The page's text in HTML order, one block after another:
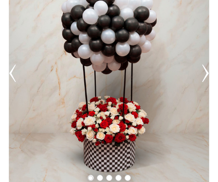
Коллекции!!!
Подарки